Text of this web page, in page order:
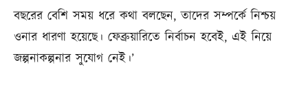
বছরের বেশি সময় ধরে কথা বলছেন, তাদের সম্পর্কে নিশ্চয়
ওনার ধারণা হয়েছে। ফেব্রুয়ারিতে নির্বাচন হবেই, এই নিয়ে
জল্পনাকল্পনার সুযোগ নেই।’